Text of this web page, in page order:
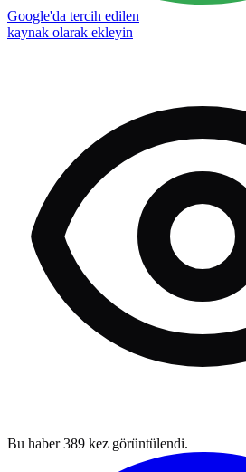
Google'da tercih edilen
kaynak olarak ekleyin
Bu haber389 kez görüntülendi.